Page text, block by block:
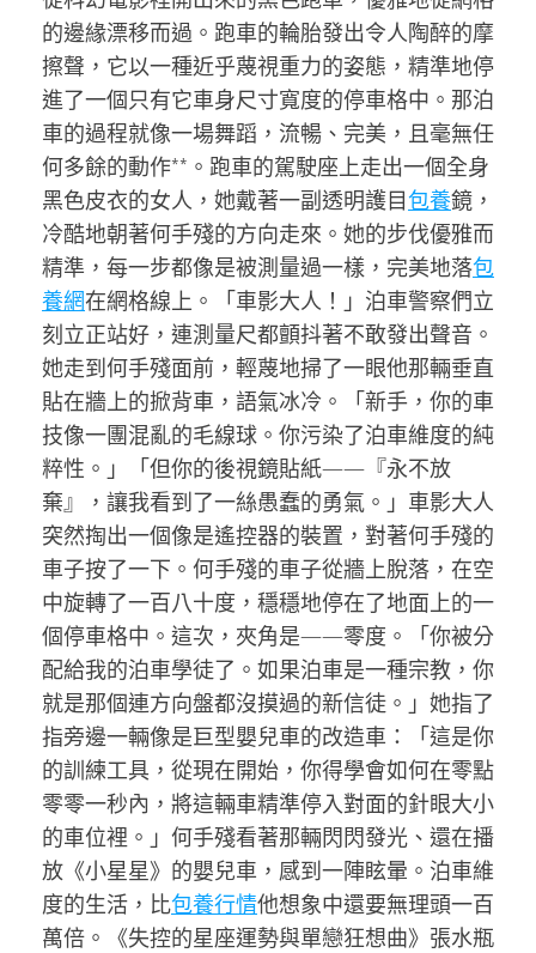
的邊緣漂移而過。跑車的輪胎發出令人陶醉的摩
擦聲，它以一種近乎蔑視重力的姿態，精準地停
進了一個只有它車身尺寸寬度的停車格中。那泊
車的過程就像一場舞蹈，流暢、完美，且毫無任
何多餘的動作**。跑車的駕駛座上走出一個全身
黑色皮衣的女人，她戴著一副透明護目包養鏡，
冷酷地朝著何手殘的方向走來。她的步伐優雅而
精準，每一步都像是被測量過一樣，完美地落包
養網在網格線上。「車影大人！」泊車警察們立
刻立正站好，連測量尺都顫抖著不敢發出聲音。
她走到何手殘面前，輕蔑地掃了一眼他那輛垂直
貼在牆上的掀背車，語氣冰冷。「新手，你的車
技像一團混亂的毛線球。你污染了泊車維度的純
粹性。」「但你的後視鏡貼紙——『永不放
棄』，讓我看到了一絲愚蠢的勇氣。」車影大人
突然掏出一個像是遙控器的裝置，對著何手殘的
車子按了一下。何手殘的車子從牆上脫落，在空
中旋轉了一百八十度，穩穩地停在了地面上的一
個停車格中。這次，夾角是——零度。「你被分
配給我的泊車學徒了。如果泊車是一種宗教，你
就是那個連方向盤都沒摸過的新信徒。」她指了
指旁邊一輛像是巨型嬰兒車的改造車：「這是你
的訓練工具，從現在開始，你得學會如何在零點
零零一秒內，將這輛車精準停入對面的針眼大小
的車位裡。」何手殘看著那輛閃閃發光、還在播
放《小星星》的嬰兒車，感到一陣眩暈。泊車維
度的生活，比包養行情他想象中還要無理頭一百
萬倍。《失控的星座運勢與單戀狂想曲》張水瓶